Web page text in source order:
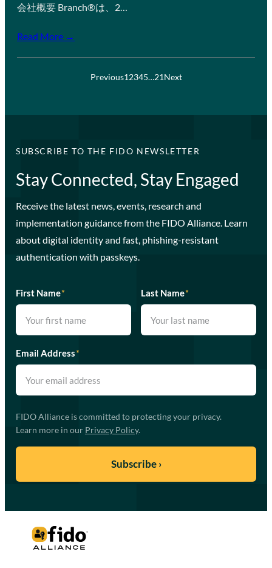
会社概要 Branch®は、2…
Read More →
Previous12345…21Next
SUBSCRIBE TO THE FIDO NEWSLETTER
Stay Connected, Stay Engaged
Receive the latest news, events, research and
implementation guidance from the FIDO Alliance. Learn
about digital identity and fast, phishing-resistant
authentication with passkeys.
First Name* Last Name*
Email Address*
FIDO Alliance is committed to protecting your privacy.
Learn more in our Privacy Policy.